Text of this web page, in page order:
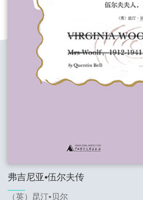
弗吉尼亚•伍尔夫传
（英）昆汀•贝尔